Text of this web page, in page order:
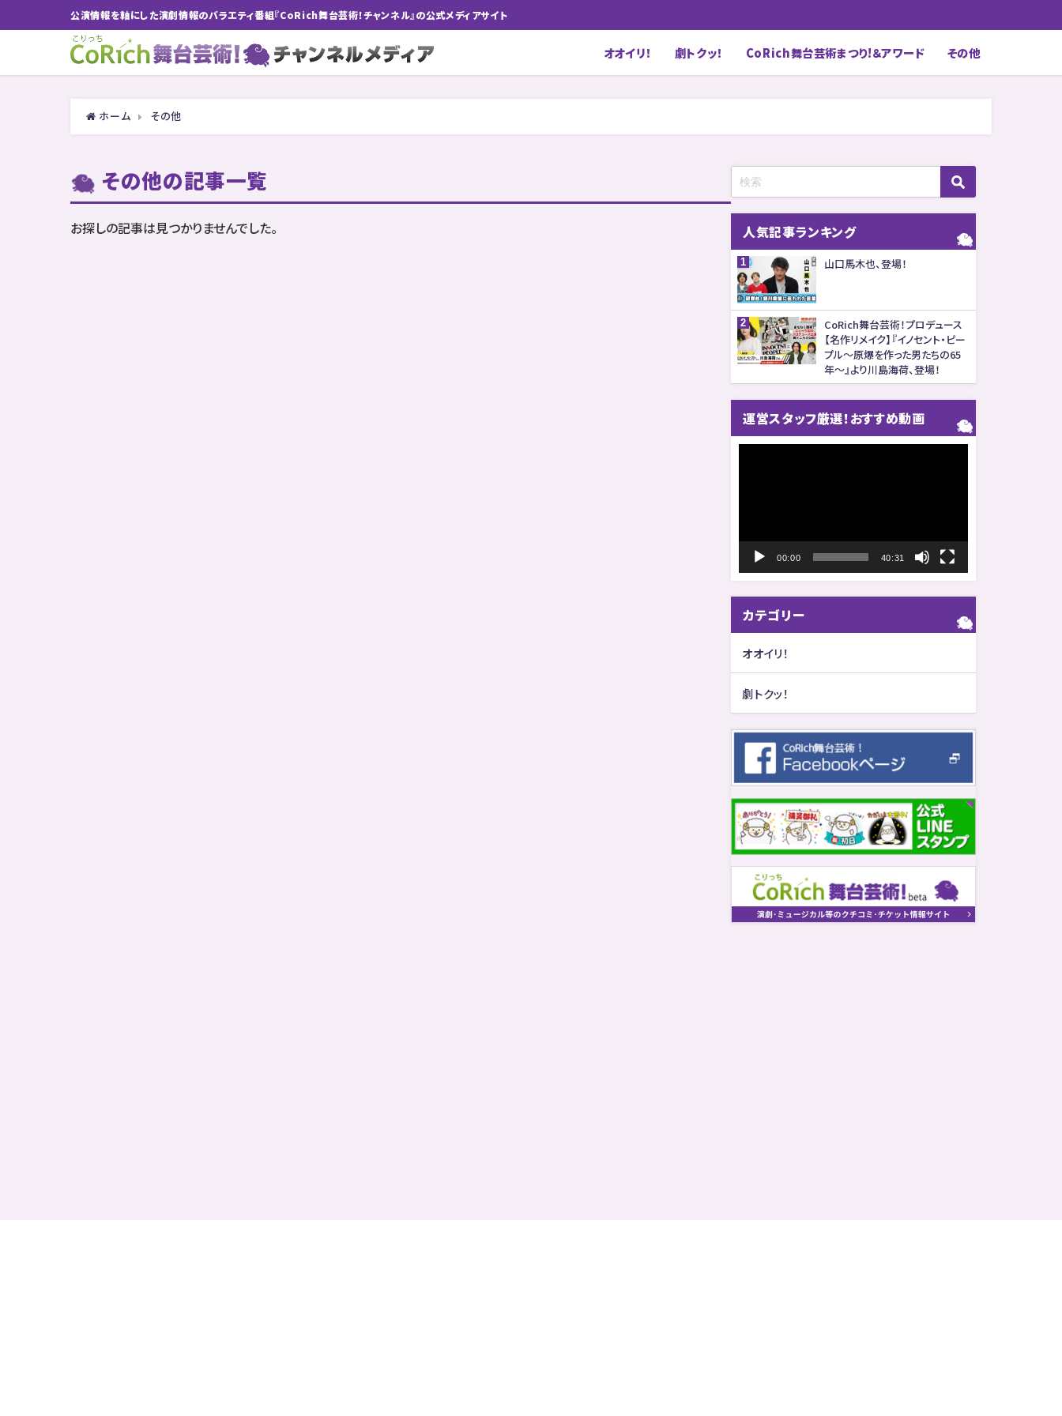
公演情報を軸にした演劇情報のバラエティ番組『CoRich舞台芸術！チャンネル』の公式メディアサイト
オオイリ！ 劇トクッ！ CoRich舞台芸術まつり!＆アワード その他
ホーム その他
その他の記事一覧
お探しの記事は見つかりませんでした。 人気記事ランキング
山口馬木也、登場！
CoRich舞台芸術！プロデュース
【名作リメイク】『イノセント・ピー
プル〜原爆を作った男たちの65
年〜』より川島海荷、登場！
運営スタッフ厳選！おすすめ動画
ヤ
ー
00:00 40:31
カテゴリー
オオイリ！
劇トクッ！